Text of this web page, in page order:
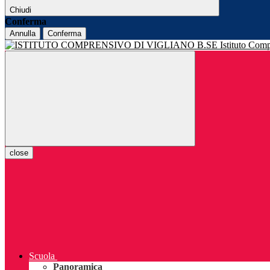
Chiudi
Conferma
Annulla Conferma
Istituto
close
Scuola
Panoramica